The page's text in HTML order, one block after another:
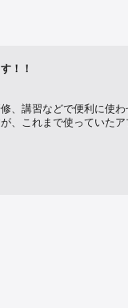
！！
、講習などで便利に使
、これまで使っていた